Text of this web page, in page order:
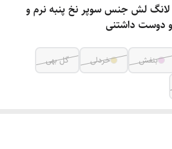
لانگ لش جنس سوپر نخ پنبه نرم و
دوست داشتنی
بنفش خردلی
گل بهی